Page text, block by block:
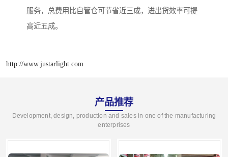
服务，总费用比自管仓可节省近三成，进出货效率可提
高近五成。
http://www.justarlight.com
产品推荐
Development, design, production and sales in one of the manufacturing
enterprises